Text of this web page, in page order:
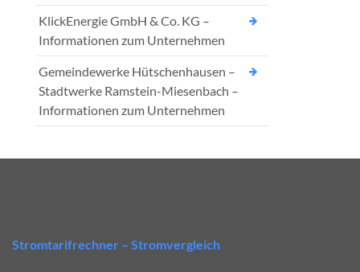
KlickEnergie GmbH & Co. KG –
Informationen zum Unternehmen
Gemeindewerke Hütschenhausen –
Stadtwerke Ramstein-Miesenbach –
Informationen zum Unternehmen
Stromtarifrechner – Stromvergleich